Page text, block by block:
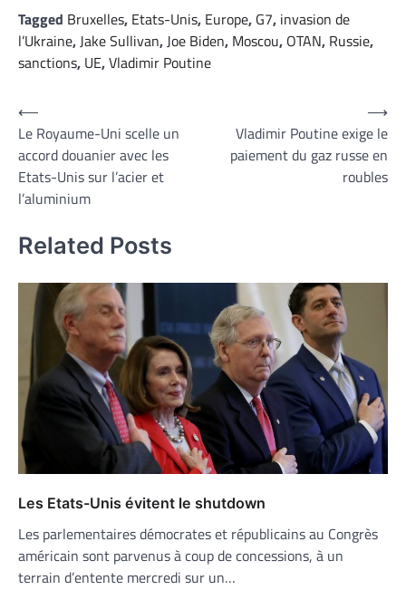
Tagged Bruxelles, Etats-Unis, Europe, G7, invasion de
l’Ukraine,Jake Sullivan,Joe Biden, Moscou, OTAN, Russie,
sanctions, UE,Vladimir Poutine
Navigation
de
l’article
⟵
Le Royaume-Uni scelle un
accord douanier avec les
Etats-Unis sur l’acier et
l’aluminium
Vladimir Poutine exige le
paiement du gaz russe en
roubles
⟶
Related Posts
Les Etats-Unis évitent le shutdown
Les parlementaires démocrates et républicains au Congrès
américain sont parvenus à coup de concessions, à un
terrain d’entente mercredi sur un…